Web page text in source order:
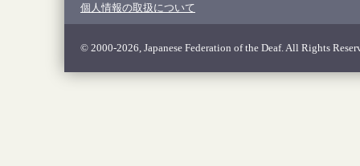
個人情報の取扱について
© 2000-2026, Japanese Federation of the Deaf. All Rights